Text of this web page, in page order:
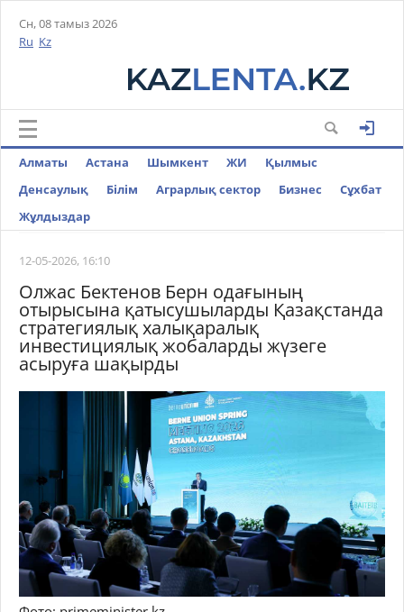
Сн, 08 тамыз 2026
Ru Kz
Алматы Астана Шымкент ЖИ
Қылмыс
Денсаулық
Білім Аграрлық сектор Бизнес
Cұхбат
Жұлдыздар
12-05-2026, 16:10
Олжас Бектенов Берн одағының
отырысына қатысушыларды Қазақстанда
стратегиялық халықаралық
инвестициялық жобаларды жүзеге
асыруға шақырды